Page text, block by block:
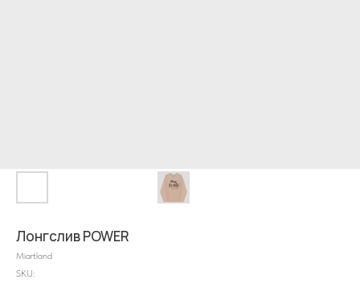
Лонгслив POWER
Miartland
SKU: